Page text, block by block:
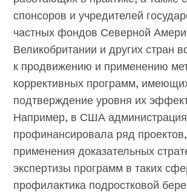
спонсоров и учредителей
частных фондов Северной
Великобритании и других стран
к продвижению и применению
коррективных программ,
подтверждение уровня их
Например, в США
профинансировала ряд
применения доказательных
экспертизы программ в таких
профилактика подростковой